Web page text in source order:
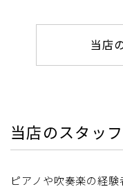
当店
当店のスタッ
ピアノや吹奏楽の経